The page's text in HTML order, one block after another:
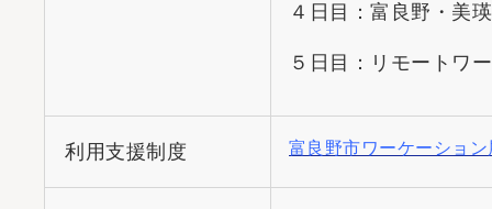
４日目：富良野・美
５日目：リモートワ
利用支援制度 富良野市ワーケーショ